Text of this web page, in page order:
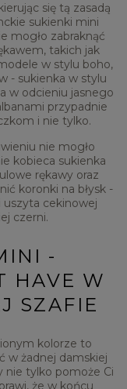
się tą zasadą
sukienki mini
mogło zabraknąć
takich jak
w stylu boho,
- sukienka w stylu
w odcieniu jasnego
przypadnie
i nie tylko.
nie mogło
kobieca sukienka
rękawy oraz
koronki na błysk -
uszyta cekinowej
czerni.
-
HAVE W
SZAFIE
kolorze to
w żadnej damskiej
nie tylko pomoże Ci
że w końcu